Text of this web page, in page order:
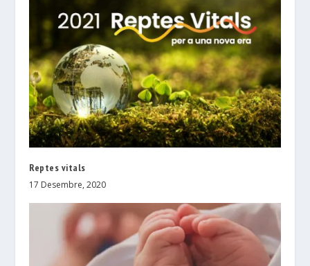
Reptes vitals
17 Desembre, 2020